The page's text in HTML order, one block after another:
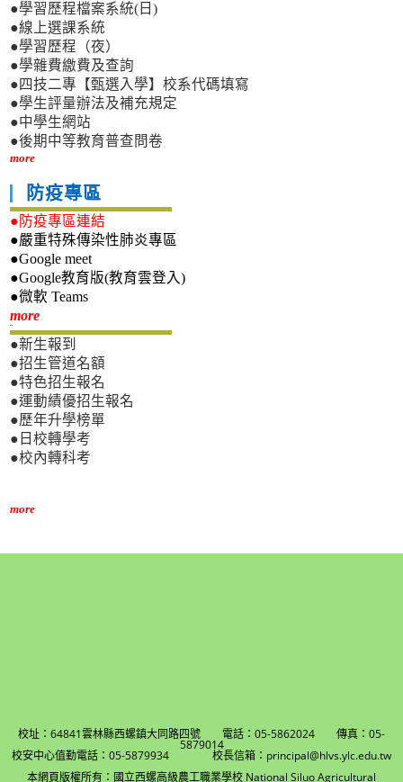
●學習歷程檔案系統(日)
●線上選課系統
●學習歷程（夜）
●學雜費繳費及查詢
●四技二專【甄選入學】校系代碼填寫
●學生評量辦法及補充規定
●中學生網站
●後期中等教育普查問卷
more
防疫專區
●防疫專區連結
●嚴重特殊傳染性肺炎專區
●Google meet
●Google教育版(教育雲登入)
●微軟 Teams
more新生專區
●新生報到
●招生管道名額
●特色招生報名
●運動績優招生報名
●歷年升學榜單
●日校轉學考
●校內轉科考
more
校址：64841雲林縣西螺鎮大同路四號 電話：05-5862024 傳真：05-
5879014
校安中心值勤電話：05-5879934 校長信箱：principal@hlvs.ylc.edu.tw
本網頁版權所有：國立西螺高級農工職業學校 National Siluo Agricultural